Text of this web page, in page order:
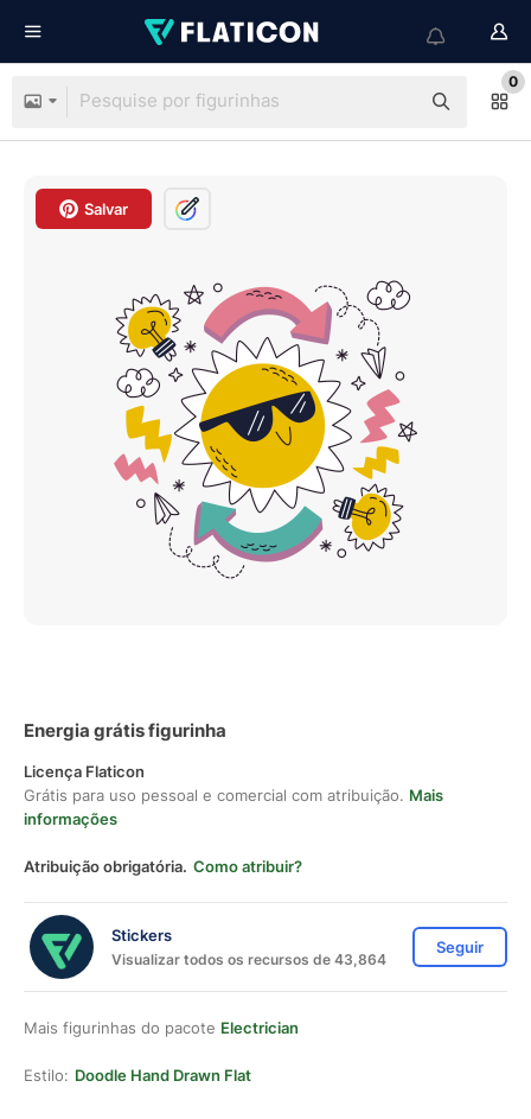
0
Salvar
Energia grátis figurinha
Licença Flaticon
Grátis para uso pessoal e comercial com atribuição. Mais
informações
Atribuição obrigatória. Como atribuir?
Stickers
Visualizar todos os recursos de 43,864
Seguir
Mais figurinhas do pacote Electrician
Estilo: Doodle Hand Drawn Flat